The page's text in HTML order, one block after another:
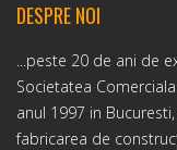
DESPRE NOI
...peste 20 de ani de
Societatea
anul 1997 in
fabricarea de